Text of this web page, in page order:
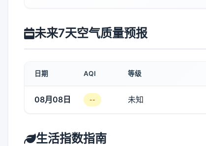
未来7天空气质量预报
日期 AQI 等级
08月08日 -- 未知
生活指数指南